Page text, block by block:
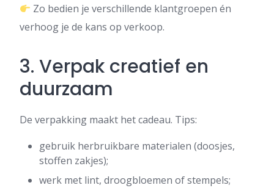
Zo bedien je verschillende klantgroepen én
verhoog je de kans op verkoop.
3. Verpak creatief en
duurzaam
De verpakking maakt het cadeau. Tips:
gebruik herbruikbare materialen (doosjes,
stoffen zakjes);
werk met lint, droogbloemen of stempels;